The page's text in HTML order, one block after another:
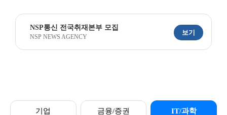
NSP통신 전국취재본부 모집
NSP NEWS AGENCY
보기
기업 금융/증권 IT/과학